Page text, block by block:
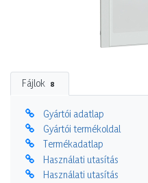
Fájlok 8
Gyártói adatlap
Gyártói termékoldal
Termékadatlap
Használati utasítás
Használati utasítás